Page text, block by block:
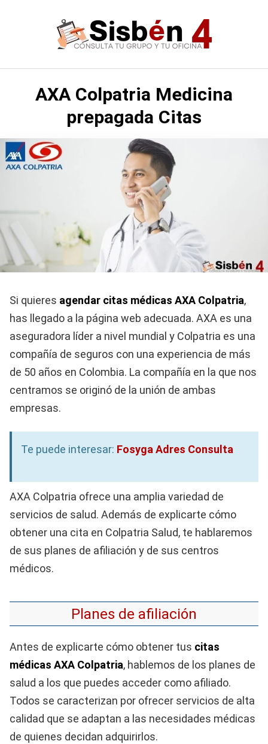
AXA Colpatria Medicina
prepagada Citas
Si quieres agendar citas médicas AXA Colpatria,
has llegado a la página web adecuada. AXA es una
aseguradora líder a nivel mundial y Colpatria es una
compañía de seguros con una experiencia de más
de 50 años en Colombia. La compañía en la que nos
centramos se originó de la unión de ambas
empresas.
Te puede interesar: Fosyga Adres Consulta
AXA Colpatria ofrece una amplia variedad de
servicios de salud. Además de explicarte cómo
obtener una cita en Colpatria Salud, te hablaremos
de sus planes de afiliación y de sus centros
médicos.
Planes de afiliación
Antes de explicarte cómo obtener tus citas
médicas AXA Colpatria, hablemos de los planes de
salud a los que puedes acceder como afiliado.
Todos se caracterizan por ofrecer servicios de alta
calidad que se adaptan a las necesidades médicas
de quienes decidan adquirirlos.